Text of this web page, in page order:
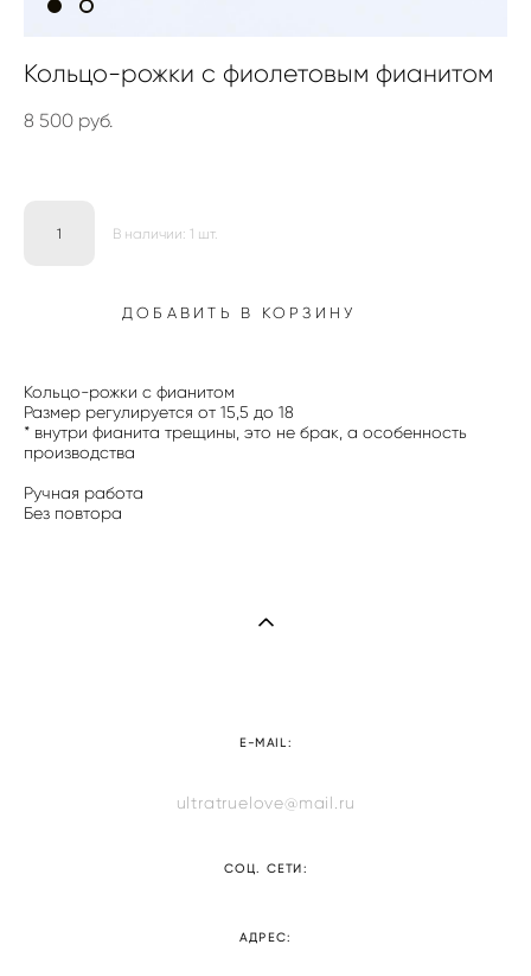
Кольцо-рожки с фиолетовым фианитом
8 500 pуб.
В наличии: 1 шт.
ДОБАВИТЬ В КОРЗИНУ
Кольцо-рожки с фианитом
Размер регулируется от 15,5 до 18
* внутри фианита трещины, это не брак, а особенность
производства
Ручная работа
Без повтора
E-MAIL:
ultratruelove@mail.ru
СОЦ. СЕТИ:
АДРЕС: